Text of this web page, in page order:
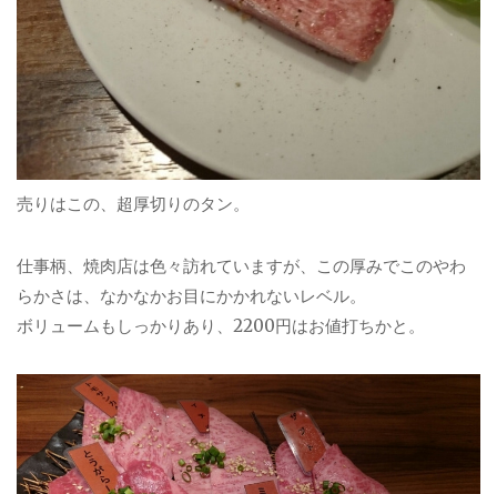
売りはこの、超厚切りのタン。
仕事柄、焼肉店は色々訪れていますが、この厚みでこのやわ
らかさは、なかなかお目にかかれないレベル。
ボリュームもしっかりあり、2200円はお値打ちかと。